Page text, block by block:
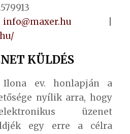
info@maxer.hu
KÜLDÉS
Ilona ev. honlapján a
nyílik arra, hogy
üzenet
egy erre a célra